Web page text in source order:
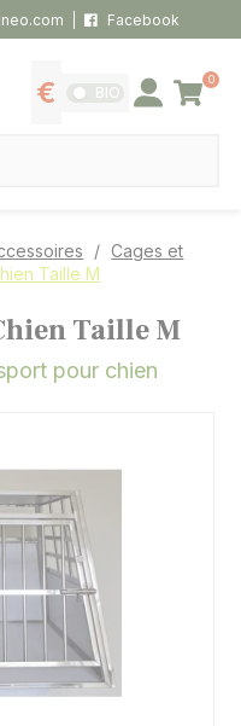
Facebook
Afficher les tarifs
BIO Se connecter
0
Panier
Cages et
Taille M
Taille M
pour chien